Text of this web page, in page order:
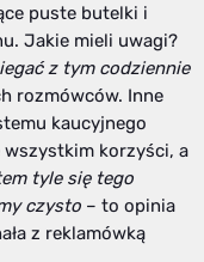
puste butelki i
Jakie mieli uwagi?
z tym codziennie
rozmówców. Inne
kaucyjnego
wszystkim korzyści, a
tyle się tego
czysto – to opinia
z reklamówką